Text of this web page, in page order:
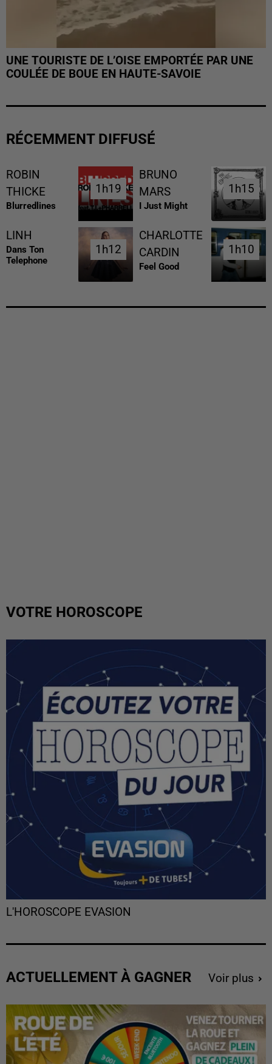
UNE TOURISTE DE L’OISE EMPORTÉE PAR UNE
COULÉE DE BOUE EN HAUTE-SAVOIE
RÉCEMMENT DIFFUSÉ
ROBIN
THICKE
Blurredlines
1h19
1h19
BRUNO
MARS
I Just Might
1h15
1h15
LINH
Dans Ton
Telephone
1h12
1h12
CHARLOTTE
CARDIN
Feel Good
1h10
1h10
VOTRE HOROSCOPE
L'HOROSCOPE EVASION
ACTUELLEMENT À GAGNER Voir plus